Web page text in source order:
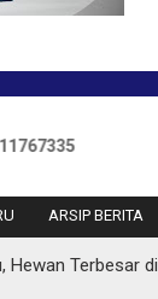
ARSIP BERITA
Hewan Terbesar di